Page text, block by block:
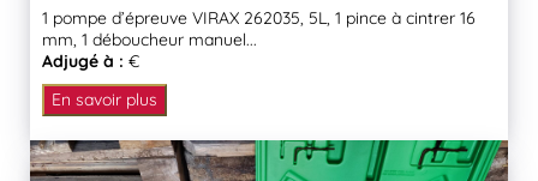
1 pompe d’épreuve VIRAX 262035, 5L, 1 pince à cintrer 16
mm, 1 déboucheur manuel...
Adjugé à : €
En savoir plus